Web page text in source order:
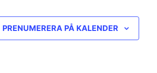
PRENUMERERA PÅ KALENDER